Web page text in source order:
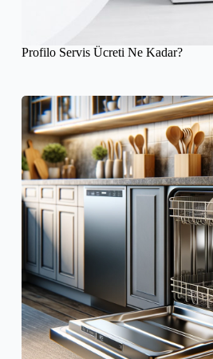
Profilo Servis Ücreti Ne Kadar?